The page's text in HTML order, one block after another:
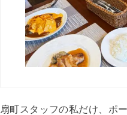
扇町スタッフの私だけ、ポ